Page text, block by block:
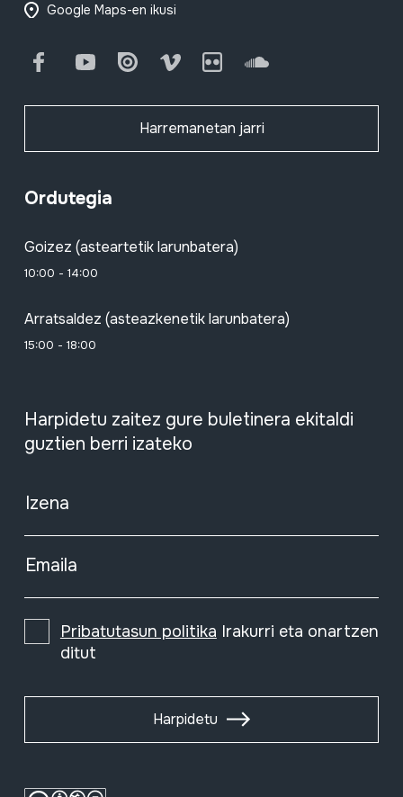
Google Maps-en ikusi
FacebookYoutube Issuu Vimeo Flickr SoundCloud
Harremanetan jarri
Ordutegia
Goizez (asteartetik larunbatera)
10:00 - 14:00
Arratsaldez (asteazkenetik larunbatera)
15:00 - 18:00
Harpidetu zaitez gure buletinera ekitaldi
guztien berri izateko
Izena
Emaila
Pribatutasun politika Irakurri eta onartzen
ditut
Harpidetu